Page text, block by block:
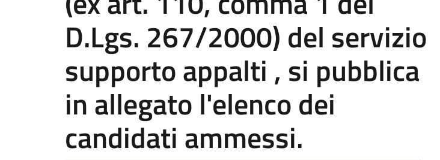
D.Lgs. 267/2000) del servizio
supporto appalti , si pubblica
in allegato l'elenco dei
candidati ammessi.